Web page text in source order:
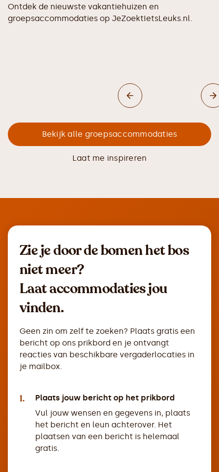
Ontdek de nieuwste vakantiehuizen en
groepsaccommodaties op JeZoektIetsLeuks.nl.
Bekijk alle groepsaccommodaties
Laat me inspireren
Zie je door de bomen het bos
niet meer?
Laat accommodaties jou
vinden.
Geen zin om zelf te zoeken? Plaats gratis een
bericht op ons prikbord en je ontvangt
reacties van beschikbare vergaderlocaties in
je mailbox.
1.
Plaats jouw bericht op het prikbord
Vul jouw wensen en gegevens in, plaats
het bericht en leun achterover. Het
plaatsen van een bericht is helemaal
gratis.